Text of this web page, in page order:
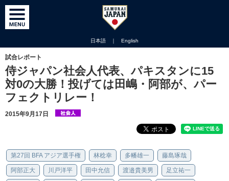
日本語 ｜ English
試合レポート
侍ジャパン社会人代表、パキスタンに15
対0の大勝！投げては田嶋・阿部が、パー
フェクトリレー！
2015年9月17日
第27回 BFA アジア選手権 林稔幸 多幡雄一 藤島琢哉
阿部正大 川戸洋平 田中允信 渡邉貴美男 足立祐一